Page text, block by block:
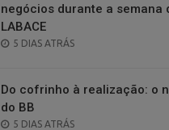
negócios durante a semana
LABACE
POSTED
5 DIAS ATRÁS
Do cofrinho à realização: o
do BB
POSTED
5 DIAS ATRÁS